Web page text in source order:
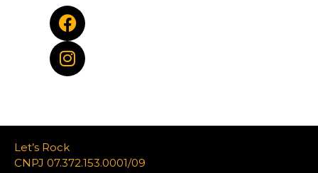
Let’s Rock
CNPJ 07.372.153.0001/09